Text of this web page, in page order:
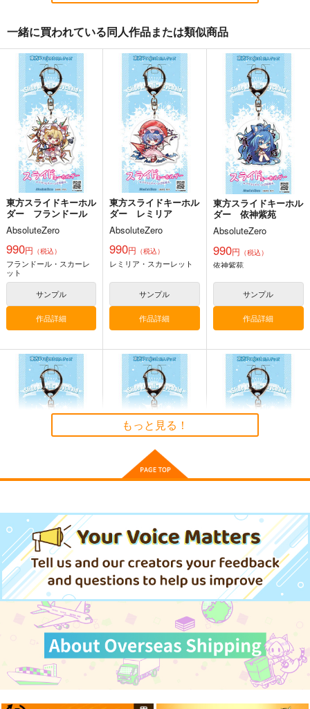
カート
Fate/Grand Order
リリス
カート カート
Fate/GOMEMO10
ワダメモ
（税込）
Fate/Grand Order
サンプル
カート
FGO OEKAKI Rando
m5
たけさと
1,320 円
Fate/Grand Order
鈴鹿御前
サンプル
カート
Fate Log Grand UNO
FFICIAL FANBOOK
act on
1,430 （税込）
Fate/Grand Order
岸波白野
サンプル
カート
斎藤一の本2
斎藤一の本を出すサー
クル
2,357 （税込）
Fate/Grand Order
サンプル
刑部姫 豪華客船へ行
く
刑部姫
蘆屋道満
サンプル
海嘯に永訣
Owen
787円
Fate/Grand Order
斎藤一
藤丸立香
サンプル
東方スライドキーホル
ダー 十六夜咲夜
AbsoluteZero
990円 （税込）
東方Project
十六夜咲夜
サンプル
カート
東方スライドキーホル
ダー 魂魄妖夢
AbsoluteZero
990円（税込）
東方Project 魂魄妖夢
サンプル
カート
東方スライドキーホル
ダー 古明地さとり
AbsoluteZero
990円（税込）
東方Project
古明地さとり
サンプル
カート
東方スライドキーホル
ダー 古明地こいし
AbsoluteZero
サンプル
東方スライドキーホル
ダー 依神紫苑
AbsoluteZero
990円（税込）
サンプル
東方スライドキーホル
ダー レミリア
AbsoluteZero
サンプル
東方スライドキーホル
ダー フランドール
東方クリアファイル
紅美鈴８
一緒に買われている同人作品または類似商品
東方スライドキーホル
ダー フランドール
AbsoluteZero
990円 （税込）
フランドール・スカーレ
ット
サンプル
作品詳細
東方スライドキーホル
ダー レミリア
AbsoluteZero
990円 （税込）
レミリア・スカーレット
サンプル
作品詳細
東方スライドキーホル
ダー 依神紫苑
AbsoluteZero
990円 （税込）
依神紫苑
サンプル
作品詳細
ダー 古明地こいし
AbsoluteZero
990円（税込）
古明地こいし
サンプル
作品詳細
ダー 古明地さとり
AbsoluteZero
990
古明地さとり
サンプル
ダー 魂魄妖夢
AbsoluteZero
990 （税込）
魂魄妖夢
サンプル
もっと見る！